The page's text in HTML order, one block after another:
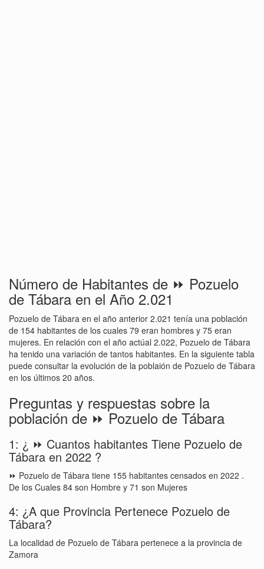
Número de Habitantes de ⏩ Pozuelo
de Tábara en el Año 2.021
Pozuelo de Tábara en el año anterior 2.021 tenía una población
de 154 habitantes de los cuales 79 eran hombres y 75 eran
mujeres. En relación con el año actúal 2.022, Pozuelo de Tábara
ha tenido una variación de tantos habitantes. En la siguiente tabla
puede consultar la evolución de la poblaión de Pozuelo de Tábara
en los últimos 20 años.
Preguntas y respuestas sobre la
población de ⏩ Pozuelo de Tábara
1: ¿ ⏩ Cuantos habitantes Tiene Pozuelo de
Tábara en 2022 ?
⏩ Pozuelo de Tábara tiene 155 habitantes censados en 2022 .
De los Cuales 84 son Hombre y 71 son Mujeres
4: ¿A que Provincia Pertenece Pozuelo de
Tábara?
La localidad de Pozuelo de Tábara pertenece a la provincia de
Zamora